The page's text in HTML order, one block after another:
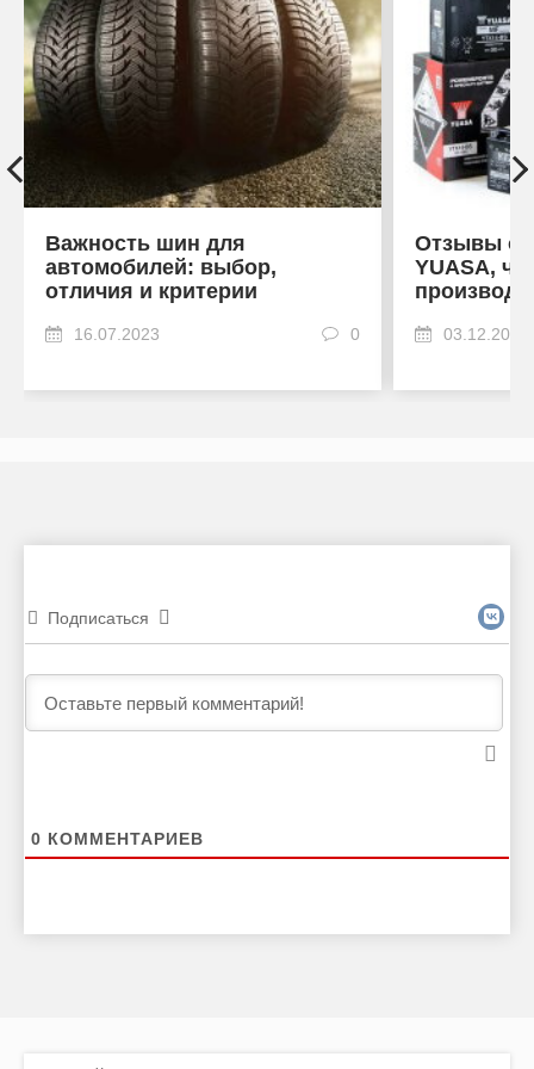
Важность шин для
автомобилей: выбор,
отличия и критерии
16.07.2023 0
Отзывы об
YUASA,
03.12.2022
Подписаться
0 КОММЕНТАРИЕВ